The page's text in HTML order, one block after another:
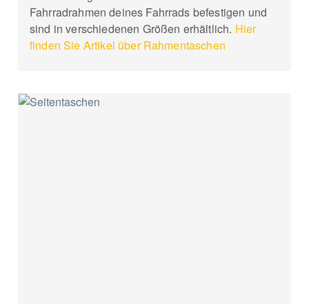
Fahrradrahmen deines Fahrrads befestigen und
sind in verschiedenen Größen erhältlich. Hier
finden Sie Artikel über Rahmentaschen